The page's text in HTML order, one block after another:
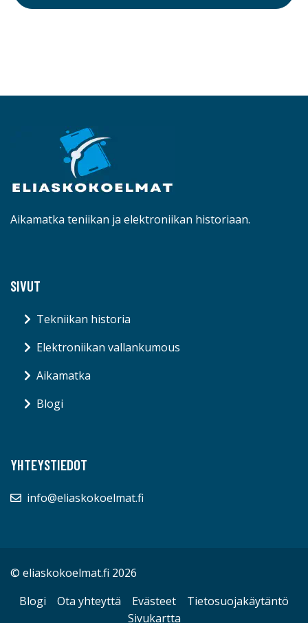
Aikamatka teniikan ja elektroniikan historiaan.
SIVUT
Tekniikan historia
Elektroniikan vallankumous
Aikamatka
Blogi
YHTEYSTIEDOT
info@eliaskokoelmat.fi
© eliaskokoelmat.fi 2026
Blogi
Ota yhteyttä Evästeet
Tietosuojakäytäntö
Sivukartta